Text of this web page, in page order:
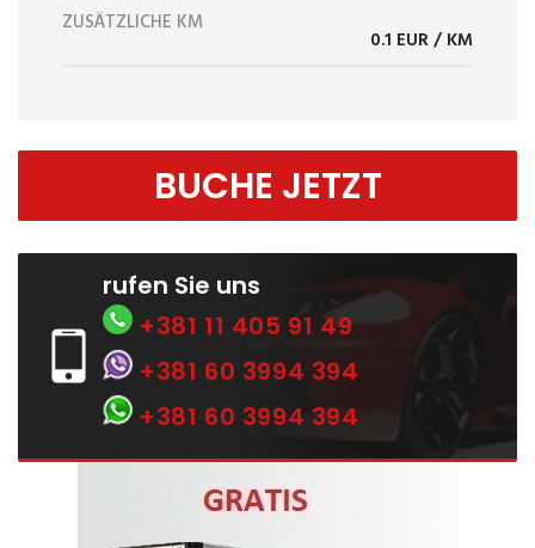
ZUSÄTZLICHE KM
0.1 EUR / KM
BUCHE JETZT
rufen Sie uns
+381 11 405 91 49
+381 60 3994 394
+381 60 3994 394